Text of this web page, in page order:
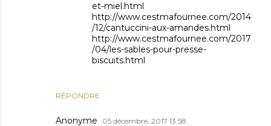
RÉPONDRE
et-miel.html
http://www.cestmafournee.com/2014
/12/cantuccini-aux-amandes.html
http://www.cestmafournee.com/2017
/04/les-sables-pour-presse-
biscuits.html
Anonyme 05 décembre, 2017 13:58